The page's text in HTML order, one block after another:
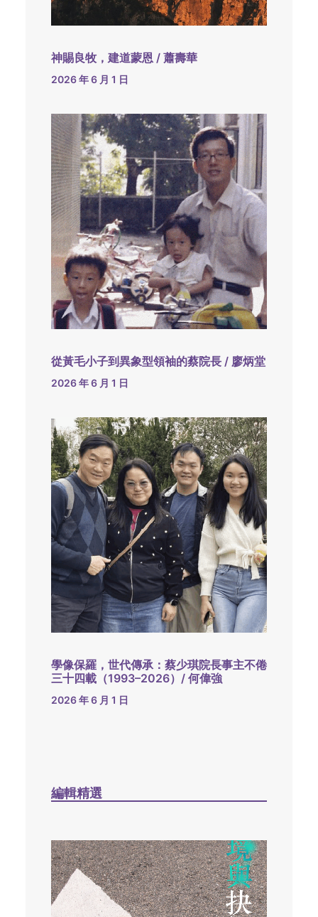
神賜良牧，建道蒙恩 / 蕭壽華
2026 年 6 月 1 日
從黃毛小子到異象型領袖的蔡院長 / 廖炳堂
2026 年 6 月 1 日
學像保羅，世代傳承：蔡少琪院長事主不倦
三十四載（1993–2026）/ 何偉強
2026 年 6 月 1 日
編輯精選